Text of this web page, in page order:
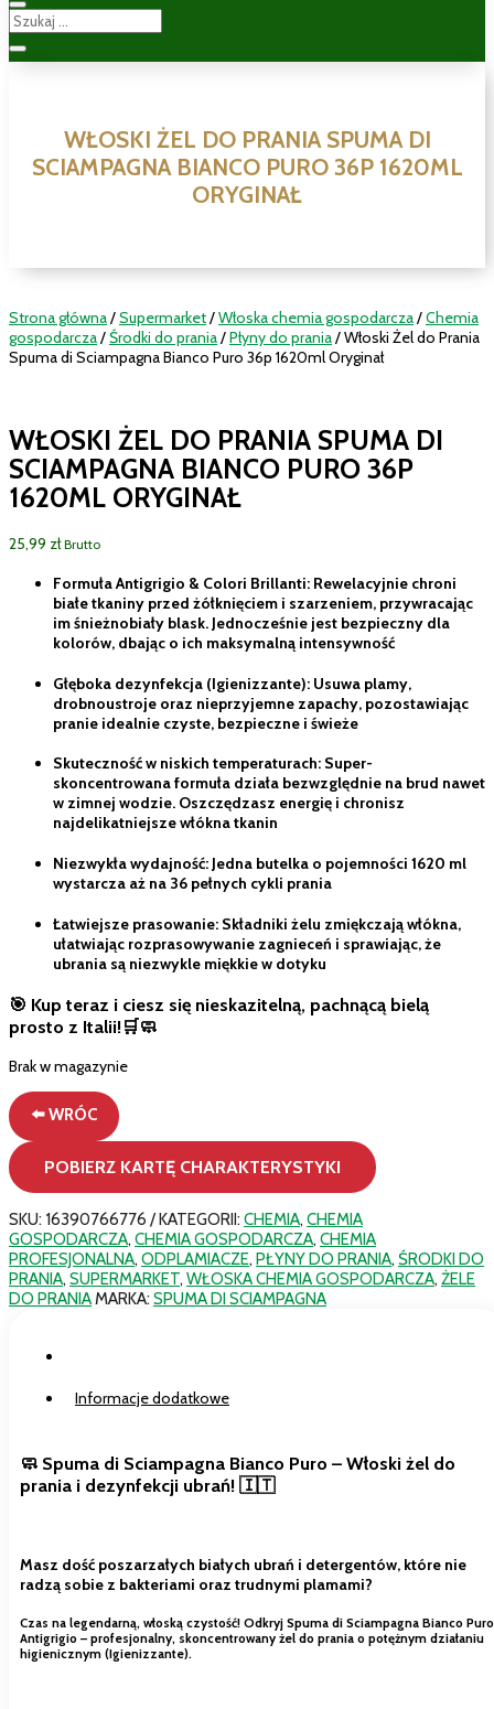
WŁOSKI ŻEL DO PRANIA SPUMA DI
SCIAMPAGNA BIANCO PURO 36P 1620ML
ORYGINAŁ
Strona główna/Supermarket/Włoska chemia gospodarcza/Chemia
gospodarcza/Środki do prania/Płyny do prania/ Włoski Żel do Prania
Spuma di Sciampagna Bianco Puro 36p 1620ml Oryginał
WŁOSKI ŻEL DO PRANIA SPUMA DI
SCIAMPAGNA BIANCO PURO 36P
1620ML ORYGINAŁ
25,99 zł Brutto
Formuła Antigrigio & Colori Brillanti: Rewelacyjnie chroni
białe tkaniny przed żółknięciem i szarzeniem, przywracając
im śnieżnobiały blask. Jednocześnie jest bezpieczny dla
kolorów, dbając o ich maksymalną intensywność
Głęboka dezynfekcja (Igienizzante): Usuwa plamy,
drobnoustroje oraz nieprzyjemne zapachy, pozostawiając
pranie idealnie czyste, bezpieczne i świeże
Skuteczność w niskich temperaturach: Super-
skoncentrowana formuła działa bezwzględnie na brud nawet
w zimnej wodzie. Oszczędzasz energię i chronisz
najdelikatniejsze włókna tkanin
Niezwykła wydajność: Jedna butelka o pojemności 1620 ml
wystarcza aż na 36 pełnych cykli prania
Łatwiejsze prasowanie: Składniki żelu zmiękczają włókna,
ułatwiając rozprasowywanie zagnieceń i sprawiając, że
ubrania są niezwykle miękkie w dotyku
🎯 Kup teraz i ciesz się nieskazitelną, pachnącą bielą
prosto z Italii!🛒🧼
Brak w magazynie
⬅️ WRÓC
POBIERZ KARTĘ CHARAKTERYSTYKI
SKU: 16390766776 KATEGORII: CHEMIA, CHEMIA
GOSPODARCZA, CHEMIA GOSPODARCZA, CHEMIA
PROFESJONALNA, ODPLAMIACZE, PŁYNY DO PRANIA, ŚRODKI DO
PRANIA, SUPERMARKET, WŁOSKA CHEMIA GOSPODARCZA, ŻELE
DO PRANIAMARKA:SPUMA DI SCIAMPAGNA
Informacje dodatkowe
🧼 Spuma di Sciampagna Bianco Puro – Włoski żel do
prania i dezynfekcji ubrań! 🇮🇹
Masz dość poszarzałych białych ubrań i detergentów, które nie
radzą sobie z bakteriami oraz trudnymi plamami?
Czas na legendarną, włoską czystość! Odkryj Spuma di Sciampagna Bianco Puro
Antigrigio – profesjonalny, skoncentrowany żel do prania o potężnym działaniu
higienicznym (Igienizzante).